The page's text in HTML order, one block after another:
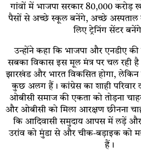
गांवों में भाजपा सरकार 80,000 करोड़
पैसों से अच्छे स्कूल बनेंगे, अच्छे अस्पताल
लिए ट्रेनिंग सेंटर
उन्होंने कहा कि भाजपा और एनडीए
सबका विकास इस मूल मंत्र पर चल रही
झारखंड और भारत विकसित होगा, लेकिन
कुछ अलग हैं। कांग्रेस का शाही परिवार
ओबीसी समाज की एकता को तोड़ना
और ओबीसी को मिला आरक्षण छीनना
कि आदिवासी समुदाय आपस में लड़ें और
उरांव को मुंडा से और चीक-बड़ाइक को
हैं।